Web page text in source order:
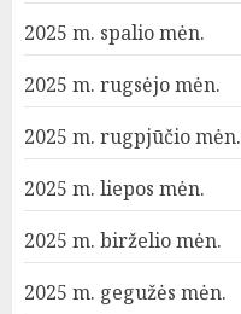
2025 m. spalio mėn.
2025 m. rugsėjo mėn.
2025 m. rugpjūčio mėn.
2025 m. liepos mėn.
2025 m. birželio mėn.
2025 m. gegužės mėn.